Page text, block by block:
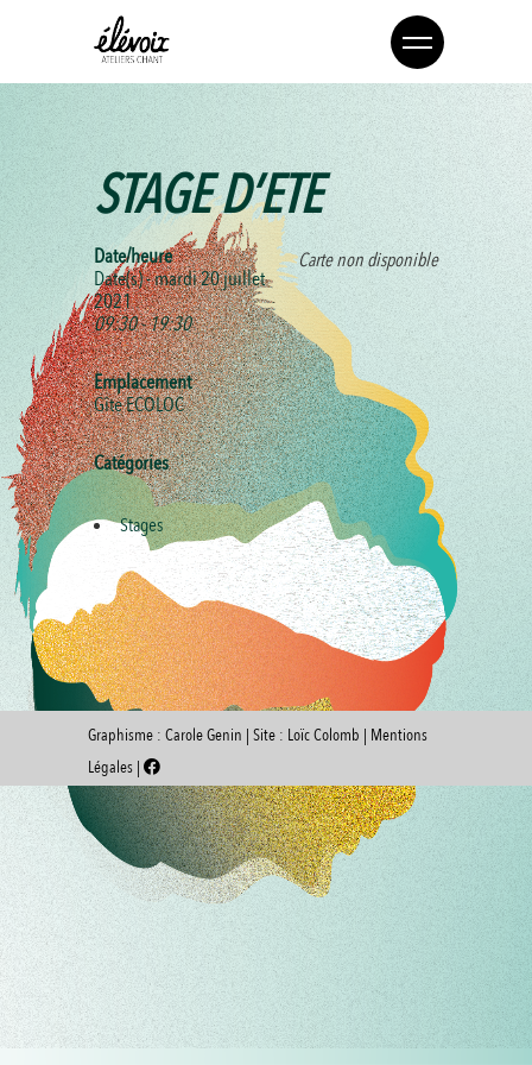
STAGE D’ETE
Carte non disponible
Date/heure
Date(s) - mardi 20 juillet
2021
09:30 - 19:30
Emplacement
Gîte ECOLOC
Catégories
Stages
Graphisme : Carole Genin | Site : Loïc Colomb | Mentions
Légales |